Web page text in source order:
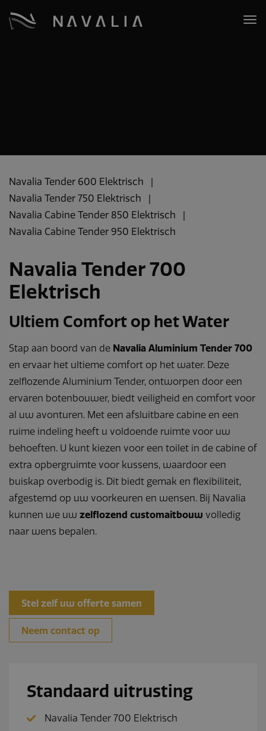
Navalia Tender 600 Elektrisch
Navalia Tender 750 Elektrisch
Navalia Cabine Tender 850 Elektrisch
Navalia Cabine Tender 950 Elektrisch
Navalia Tender 700
Elektrisch
Ultiem Comfort op het Water
Stap aan boord van de Navalia Aluminium Tender 700
en ervaar het ultieme comfort op het water. Deze
zelflozende Aluminium Tender, ontworpen door een
ervaren botenbouwer, biedt veiligheid en comfort voor
al uw avonturen. Met een afsluitbare cabine en een
ruime indeling heeft u voldoende ruimte voor uw
behoeften. U kunt kiezen voor een toilet in de cabine of
extra opbergruimte voor kussens, waardoor een
buiskap overbodig is. Dit biedt gemak en flexibiliteit,
afgestemd op uw voorkeuren en wensen. Bij Navalia
kunnen we uw zelflozend customaitbouw volledig
naar wens bepalen.
Stel zelf uw offerte samen
Neem contact op
Standaard uitrusting
Navalia Tender 700 Elektrisch